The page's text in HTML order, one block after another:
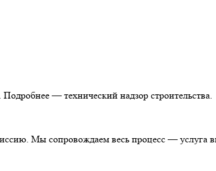
— технический надзор строительства.
Мы сопровождаем весь процесс — услуга